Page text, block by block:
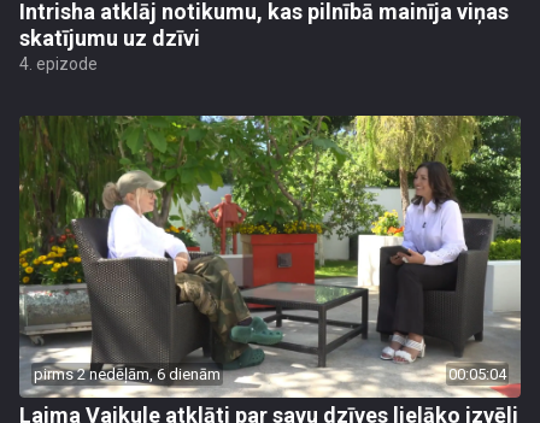
Intrisha atklāj notikumu, kas pilnībā mainīja viņas
skatījumu uz dzīvi
4. epizode
pirms 2 nedēļām, 6 dienām 00:05:04
Laima Vaikule atklāti par savu dzīves lielāko izvēli